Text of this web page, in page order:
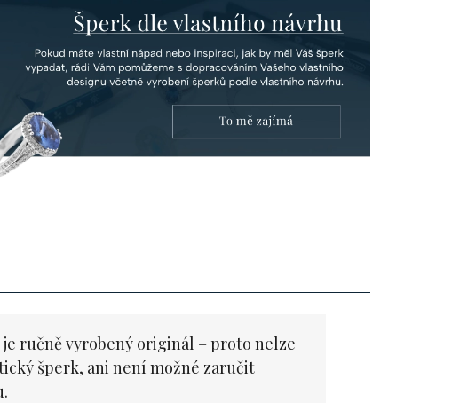
je ručně vyrobený originál – proto nelze
šperk, ani není možné zaručit